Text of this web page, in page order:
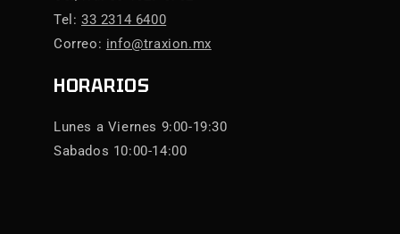
Tel:33 2314 6400
Correo: info@traxion.mx
HORARIOS
Lunes a Viernes 9:00-19:30
Sabados 10:00-14:00